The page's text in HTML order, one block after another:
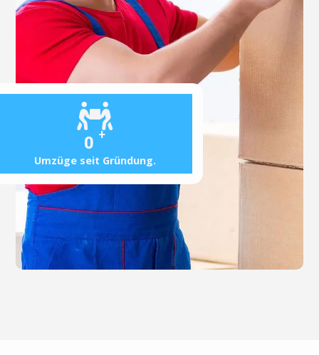
0 +
Umzüge seit Gründung.